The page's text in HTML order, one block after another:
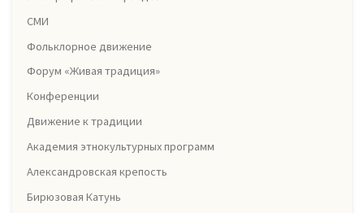
СМИ
Фольклорное движение
Форум «Живая традиция»
Конференции
Движение к традиции
Академия этнокультурных программ
Александровская крепость
Бирюзовая Катунь